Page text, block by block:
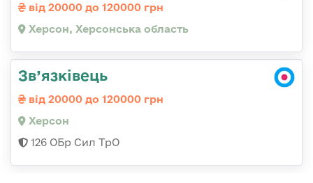
від 20000 до 120000 грн
Херсон, Херсонська область
Зв’язківець
від 20000 до 120000 грн
Херсон
126 ОБр Сил ТрО